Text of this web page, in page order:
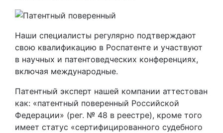
Наши специалисты регулярно подтверждают
свою квалификацию в Роспатенте и участвуют
в научных и патентоведческих конференциях,
включая международные.
Патентный эксперт нашей компании аттестован
как: «патентный поверенный Российской
Федерации» (рег. № 48 в реестре), кроме того
имеет статус «сертифицированного судебного